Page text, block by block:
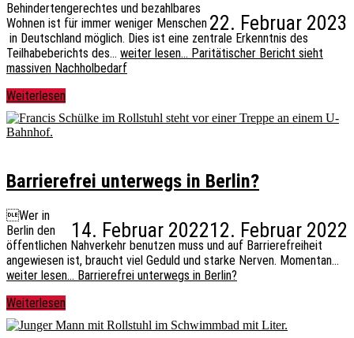
22. Februar 2023
Behindertengerechtes und bezahlbares
Wohnen ist für immer weniger Menschen
in Deutschland möglich. Dies ist eine zentrale Erkenntnis des
Teilhabeberichts des… weiter lesen… Paritätischer Bericht sieht
massiven Nachholbedarf
Weiterlesen
Barrierefrei unterwegs in Berlin?
12. Februar 2022
14. Februar 2022
Wer in
Berlin den
öffentlichen Nahverkehr benutzen muss und auf Barrierefreiheit
angewiesen ist, braucht viel Geduld und starke Nerven. Momentan…
weiter lesen… Barrierefrei unterwegs in Berlin?
Weiterlesen